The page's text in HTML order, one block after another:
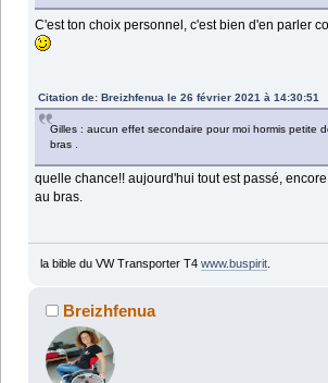
C'est ton choix personnel, c'est bien d'en parler
Citation de: Breizhfenua le 26 février 2021 à 14:30:51
Gilles : aucun effet secondaire pour moi hormis petite
bras .
quelle chance!! aujourd'hui tout est passé,
au bras.
la bible du VW Transporter T4 www.buspirit.
Breizhfenua